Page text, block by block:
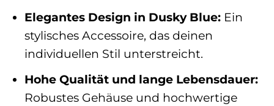
Elegantes Design in Dusky Blue: Ein
stylisches Accessoire, das deinen
individuellen Stil unterstreicht.
Hohe Qualität und lange Lebensdauer:
Robustes Gehäuse und hochwertige